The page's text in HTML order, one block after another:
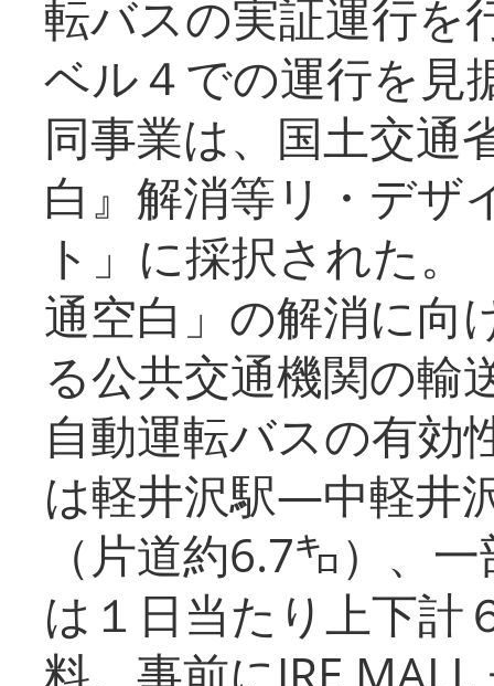
転バスの実証運行を
ベル４での運行を見
同事業は、国土交通
白』解消等リ・デザ
ト」に採択された
通空白」の解消に向
る公共交通機関の輸
自動運転バスの有効
は軽井沢駅―中軽井
（片道約6.7㌔）、
は１日当たり上下計